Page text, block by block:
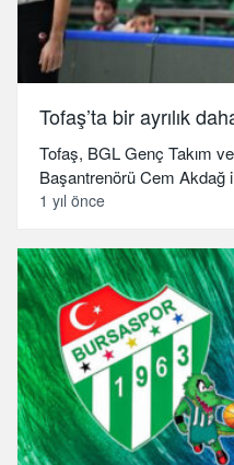
Tofaş’ta bir ayrılık
Tofaş, BGL Genç Takım
Başantrenörü Cem Akdağ
1 yıl önce